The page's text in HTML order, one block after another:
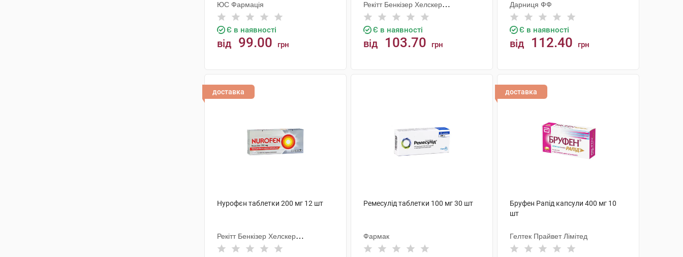
ЮС Фармація
Є в наявності
від 99.00 грн
Рекітт Бенкізер Хелскер
Інтернешнл
Є в наявності
від 103.70 грн
Дарниця ФФ
Є в наявності
від 112.40 грн
доставка
Нурофєн таблетки 200 мг 12 шт
Рекітт Бенкізер Хелскер
Інтернешнл
Ремесулід таблетки 100 мг 30 шт
Фармак
доставка
Бруфен Рапід капсули 400 мг 10
шт
Гелтек Прайвет Лімітед